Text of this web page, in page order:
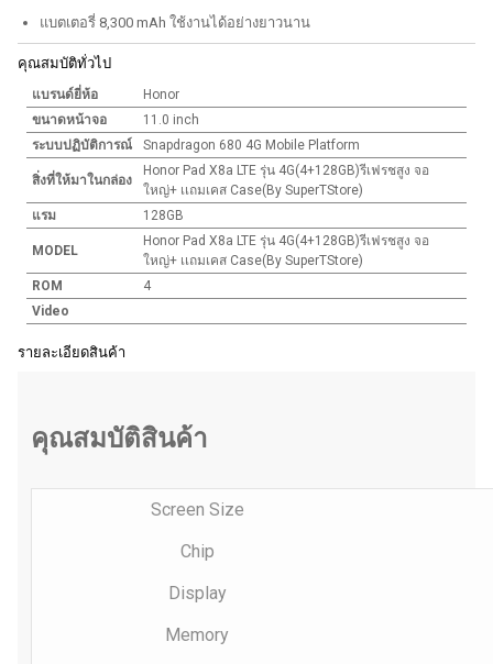
แบตเตอรี่ 8,300 mAh ใช้งานได้อย่างยาวนาน
คุณสมบัติทั่วไป
แบรนด์ยี่ห้อ
Honor
ขนาดหน้าจอ
11.0 inch
ระบบปฏิบัติการณ์
Snapdragon 680 4G Mobile Platform
สิ่งที่ให้มาในกล่อง
Honor Pad X8a LTE รุ่น 4G(4+128GB)รีเฟรชสูง จอ
ใหญ่+ เเถมเคส Case(By SuperTStore)
แรม
128GB
MODEL
Honor Pad X8a LTE รุ่น 4G(4+128GB)รีเฟรชสูง จอ
ใหญ่+ เเถมเคส Case(By SuperTStore)
ROM
4
Video
รายละเอียดสินค้า
คุณสมบัติสินค้า
Screen Size
Chip
Display
Memory